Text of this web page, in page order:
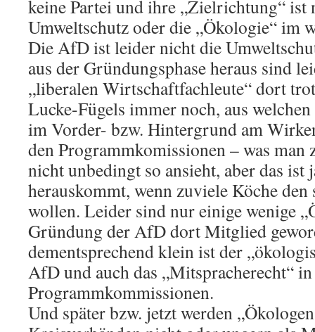
keine Partei und ihre „Zielrichtung“ ist
Umweltschutz oder die „Ökologie“ im
Die AfD ist leider nicht die
aus der Gründungsphase heraus sind
„liberalen Wirtschaftfachleute“ dort
Lucke-Fügels immer noch, aus
im Vorder- bzw. Hintergrund am
den Programmkomissionen – was man
nicht unbedingt so ansieht, aber das ist
herauskommt, wenn zuviele Köche
wollen. Leider sind nur einige wenige
Gründung der AfD dort Mitglied
dementsprechend klein ist der
AfD und auch das „Mitspracherecht“
Programmkommissionen.
Und später bzw. jetzt werden